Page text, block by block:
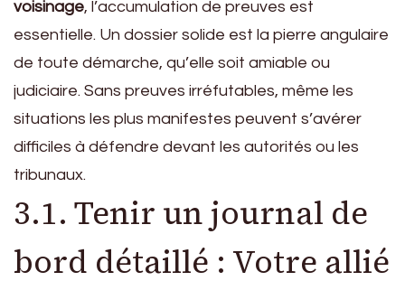
voisinage, l’accumulation de preuves est
essentielle. Un dossier solide est la pierre angulaire
de toute démarche, qu’elle soit amiable ou
judiciaire. Sans preuves irréfutables, même les
situations les plus manifestes peuvent s’avérer
difficiles à défendre devant les autorités ou les
tribunaux.
3.1. Tenir un journal de
bord détaillé : Votre allié